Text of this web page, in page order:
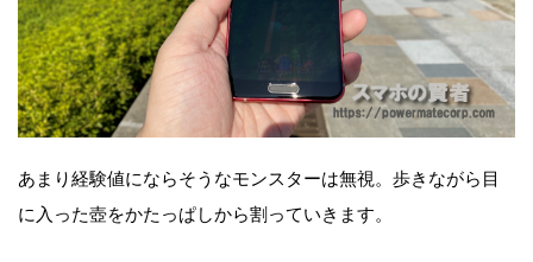
あまり経験値にならそうなモンスターは無視。歩きながら目
に入った壺をかたっぱしから割っていきます。